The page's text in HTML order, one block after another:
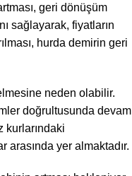
geri dönüşüm
sağlayarak, fiyatların
hurda demirin geri
neden olabilir.
doğrultusunda devam
kurlarındaki
yer almaktadır.